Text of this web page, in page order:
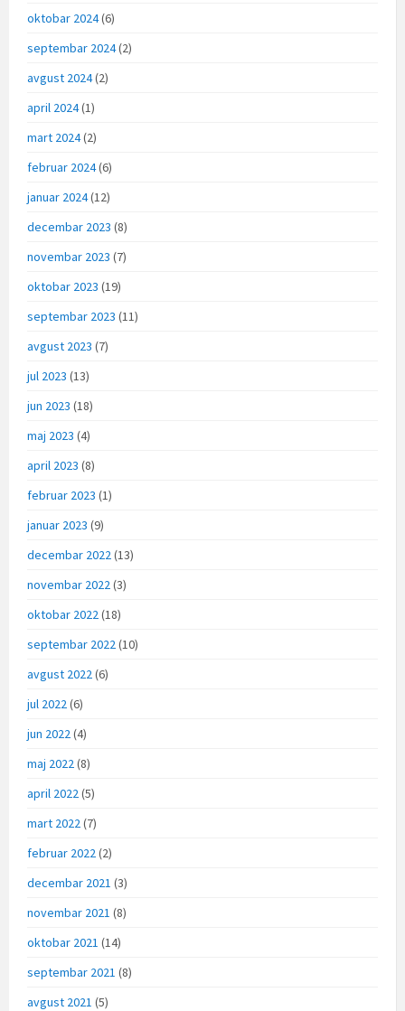
oktobar 2024(6)
septembar 2024(2)
avgust 2024(2)
april 2024(1)
mart 2024(2)
februar 2024(6)
januar 2024(12)
decembar 2023 (8)
novembar 2023 (7)
oktobar 2023 (19)
septembar 2023 (11)
avgust 2023 (7)
jul 2023 (13)
jun 2023 (18)
maj 2023 (4)
april 2023 (8)
februar 2023 (1)
januar 2023 (9)
decembar 2022(13)
novembar 2022(3)
oktobar 2022(18)
septembar 2022(10)
avgust 2022(6)
jul 2022(6)
jun 2022(4)
maj 2022(8)
april 2022(5)
mart 2022(7)
februar 2022(2)
decembar 2021 (3)
novembar 2021 (8)
oktobar 2021 (14)
septembar 2021 (8)
avgust 2021 (5)